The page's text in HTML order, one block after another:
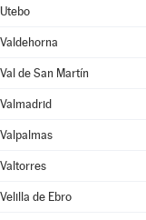
Utebo
Valdehorna
Val de San Martín
Valmadrid
Valpalmas
Valtorres
Velilla de Ebro